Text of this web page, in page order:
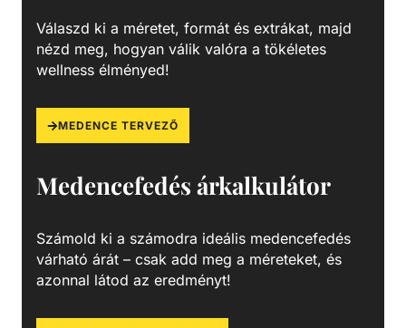
medencék esetében jó opcionális kiegészítő, hiszen
áramlással szemben, gyakorlatilag egyhelyben teszi
lehetővé használója számára a természetes és a
tempóját sajátmagunk alakíthatjuk ki azzal, hogy távolabb,
vagy közelebb úszunk a fúvókákhoz. Számos
mindenképp érdemes felmérni a felhasználói igényeket.
masszázsélményt nyújt.
Válaszd ki a méretet, formát és extrákat, majd
nézd meg, hogyan válik valóra a tökéletes
wellness élményed!
MEDENCE TERVEZŐ
Medencefedés árkalkulátor
Számold ki a számodra ideális medencefedés
várható árát – csak add meg a méreteket, és
azonnal látod az eredményt!